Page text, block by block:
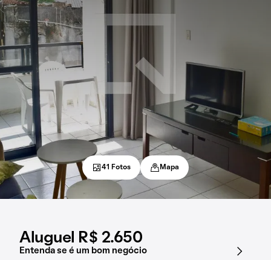
Aluguel R$ 2.650
Entenda se é um bom negócio
41 Fotos Mapa